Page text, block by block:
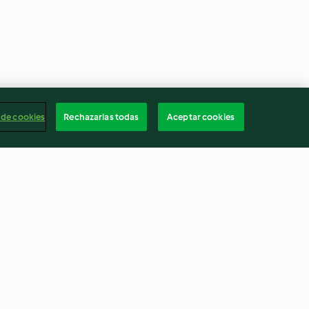
cookies Rechazarlas todas Aceptar cookies